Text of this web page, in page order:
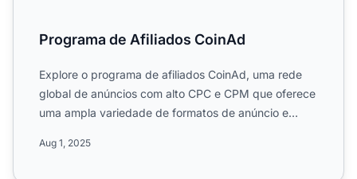
Programa de Afiliados CoinAd
Explore o programa de afiliados CoinAd, uma rede
global de anúncios com alto CPC e CPM que oferece
uma ampla variedade de formatos de anúncio e
Aug 1, 2025